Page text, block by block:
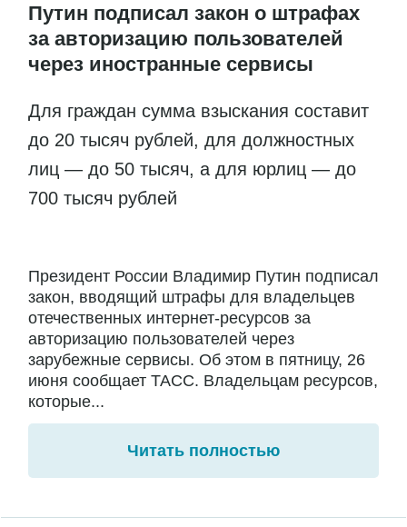
Путин подписал закон о штрафах
за авторизацию пользователей
через иностранные сервисы
Для граждан сумма взыскания составит
до 20 тысяч рублей, для должностных
лиц — до 50 тысяч, а для юрлиц — до
700 тысяч рублей
Президент России Владимир Путин подписал
закон, вводящий штрафы для владельцев
отечественных интернет-ресурсов за
авторизацию пользователей через
зарубежные сервисы. Об этом в пятницу, 26
июня сообщает ТАСС. Владельцам ресурсов,
которые...
Читать полностью